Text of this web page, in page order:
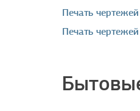
печать
печать